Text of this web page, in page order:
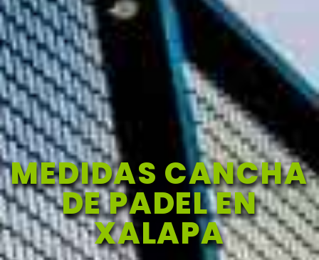
MEDIDAS CANCHA
DE PADEL EN
XALAPA